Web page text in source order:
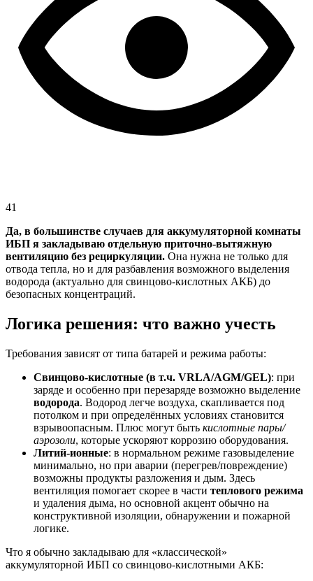
41
Да, в большинстве случаев для аккумуляторной комнаты
ИБП я закладываю отдельную приточно-вытяжную
вентиляцию без рециркуляции. Она нужна не только для
отвода тепла, но и для разбавления возможного выделения
водорода (актуально для свинцово-кислотных АКБ) до
безопасных концентраций.
Логика решения: что важно учесть
Требования зависят от типа батарей и режима работы:
Свинцово-кислотные (в т.ч. VRLA/AGM/GEL): при
заряде и особенно при перезаряде возможно выделение
водорода. Водород легче воздуха, скапливается под
потолком и при определённых условиях становится
взрывоопасным. Плюс могут быть кислотные пары/
аэрозоли, которые ускоряют коррозию оборудования.
Литий-ионные: в нормальном режиме газовыделение
минимально, но при аварии (перегрев/повреждение)
возможны продукты разложения и дым. Здесь
вентиляция помогает скорее в части теплового режима
и удаления дыма, но основной акцент обычно на
конструктивной изоляции, обнаружении и пожарной
логике.
Что я обычно закладываю для «классической»
аккумуляторной ИБП со свинцово-кислотными АКБ: